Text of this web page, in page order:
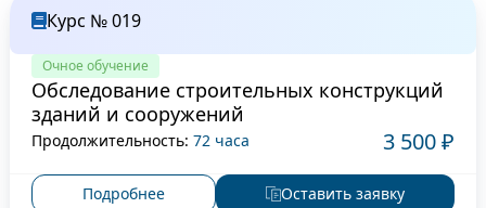
Курс № 019
Очное обучение
Обследование строительных конструкций
зданий и сооружений
Продолжительность: 72 часа 3 500 ₽
Подробнее Оставить заявку